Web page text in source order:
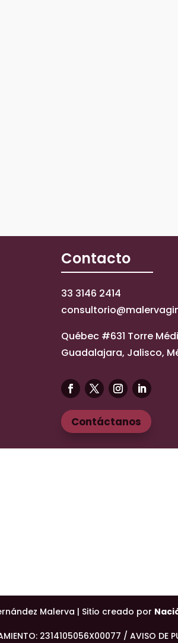
Contacto
33 3146 2414
Québec #631 Torre
Guadalajara, Jalisco,
Contáctanos
Malerva | Sitio creado por
2314105056X00077 / AVISO DE